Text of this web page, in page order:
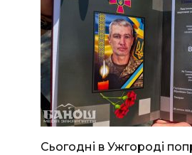
Сьогодні в Ужгороді